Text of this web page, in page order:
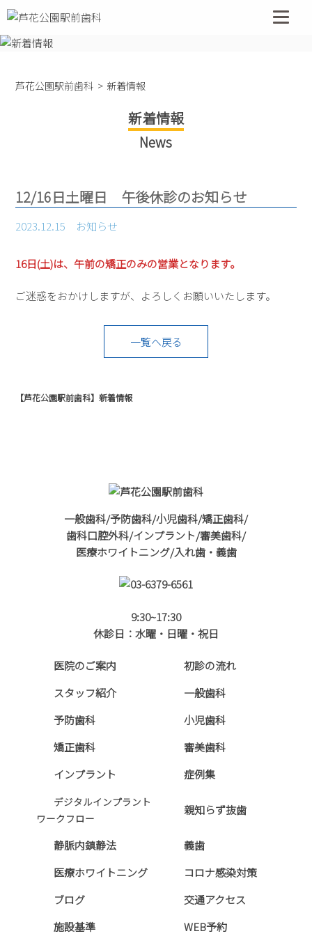
コ
ン
テ
芦花公園駅前歯科 新着情報
新着情報
News
12/16日土曜日 午後休診のお知らせ
2023.12.15 お知らせ
16日(土)は、午前の矯正のみの営業となります。
ご迷惑をおかけしますが、よろしくお願いいたします。
一覧へ戻る
【芦花公園駅前歯科】新着情報
一般歯科/予防歯科/小児歯科/矯正歯科/
歯科口腔外科/インプラント/審美歯科/
医療ホワイトニング/入れ歯・義歯
9:30~17:30
休診日：水曜・日曜・祝日
医院のご案内
初診の流れ
スタッフ紹介
一般歯科
予防歯科
小児歯科
矯正歯科
審美歯科
インプラント
症例集
デジタルインプラント
ワークフロー
親知らず抜歯
静脈内鎮静法
義歯
医療ホワイトニング
コロナ感染対策
ブログ
交通アクセス
施設基準
WEB予約